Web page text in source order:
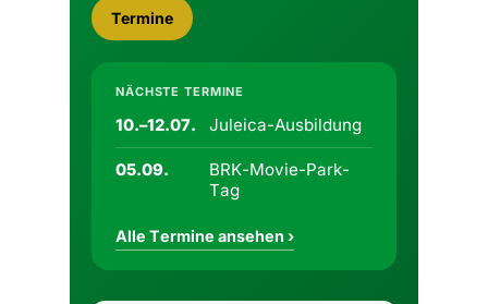
Termine
NÄCHSTE TERMINE
10.–12.07. Juleica-Ausbildung
05.09.
BRK-Movie-Park-
Tag
Alle Termine ansehen ›